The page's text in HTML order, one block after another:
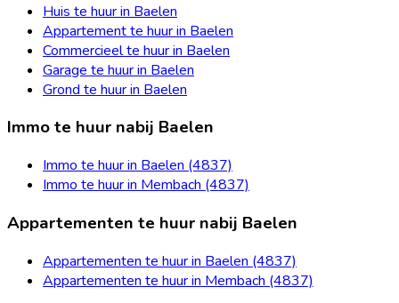
Huis te huur in Baelen
Appartement te huur in Baelen
Commercieel te huur in Baelen
Garage te huur in Baelen
Grond te huur in Baelen
Immo te huur nabij Baelen
Immo te huur in Baelen (4837)
Immo te huur in Membach (4837)
Appartementen te huur nabij Baelen
Appartementen te huur in Baelen (4837)
Appartementen te huur in Membach (4837)